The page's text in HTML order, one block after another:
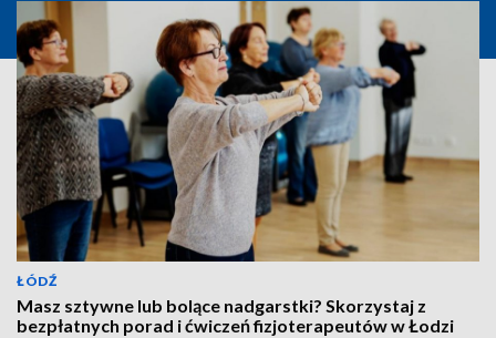
ŁÓDŹ
Masz sztywne lub bolące nadgarstki? Skorzystaj z
bezpłatnych porad i ćwiczeń fizjoterapeutów w Łodzi